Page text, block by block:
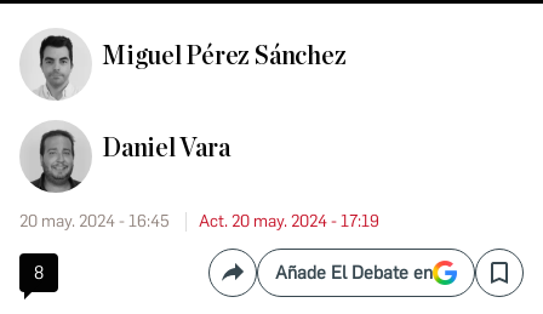
Miguel Pérez Sánchez
Daniel Vara
20 may. 2024 - 16:45 Act. 20 may. 2024 - 17:19
8 CompartirAñade El Debate en Save